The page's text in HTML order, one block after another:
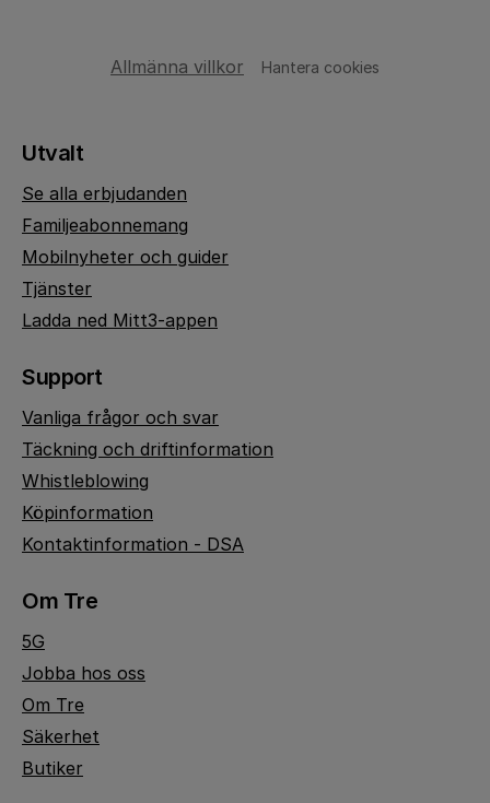
Allmänna villkor Hantera cookies
Utvalt
Se alla erbjudanden
Familjeabonnemang
Mobilnyheter och guider
Tjänster
Ladda ned Mitt3-appen
Support
Vanliga frågor och svar
Täckning och driftinformation
Whistleblowing
Köpinformation
Kontaktinformation - DSA
Om Tre
5G
Jobba hos oss
Om Tre
Säkerhet
Butiker